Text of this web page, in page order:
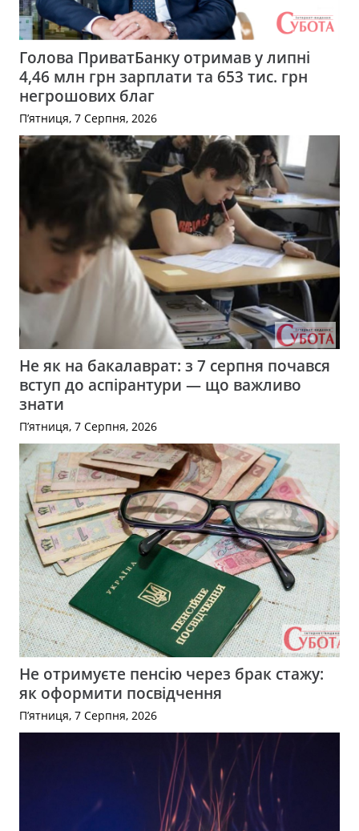
Голова ПриватБанку отримав у липні
4,46 млн грн зарплати та 653 тис. грн
негрошових благ
П’ятниця, 7 Серпня, 2026
Не як на бакалаврат: з 7 серпня почався
вступ до аспірантури — що важливо
знати
П’ятниця, 7 Серпня, 2026
Не отримуєте пенсію через брак стажу:
як оформити посвідчення
П’ятниця, 7 Серпня, 2026